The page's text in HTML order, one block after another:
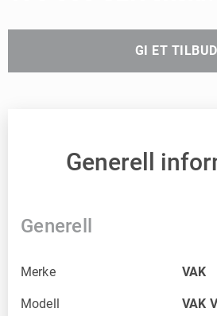
GI ET
Generell
Generell
Merke VAK
Modell VAK